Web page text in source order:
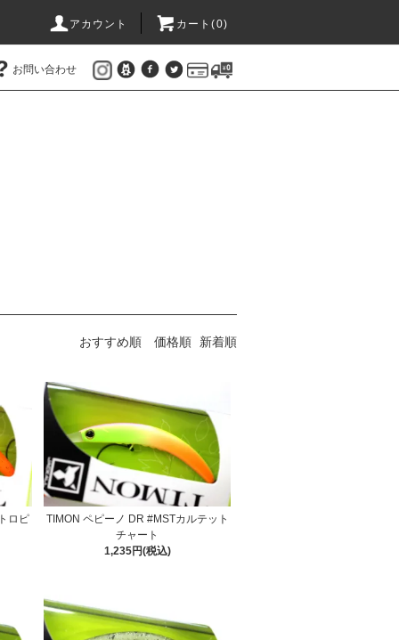
アカウント カート(0)
お問い合わせ
おすすめ順 価格順 新着順
ロピ
TIMON ペピーノ DR #MSTカルテット
チャート
1,235円(税込)